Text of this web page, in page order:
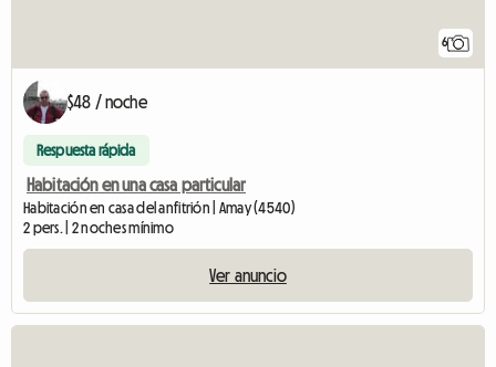
6
$48 / noche
Respuesta rápida
Habitación en una casa particular
Habitación en casa del anfitrión | Amay (4540)
2 pers. | 2 noches mínimo
Ver anuncio